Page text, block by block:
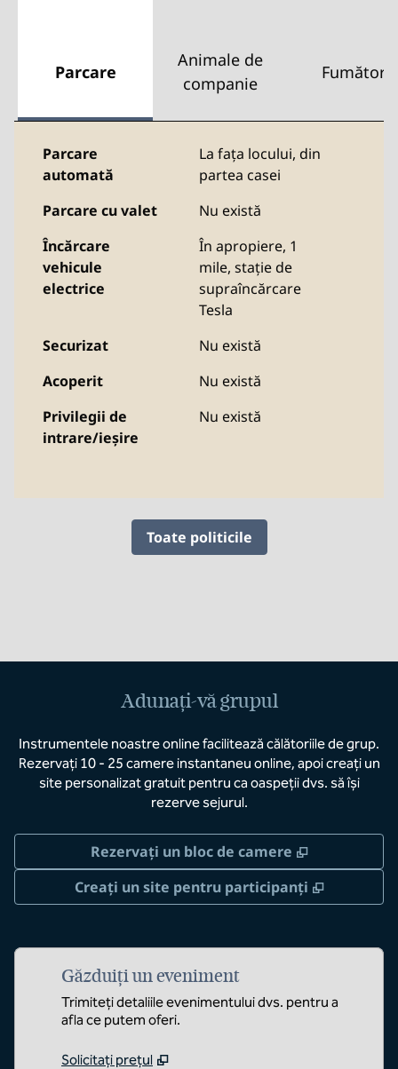
Parcare
Animale de
companie
Fumători
Parcare
automată
La fața locului, din
partea casei
Parcare cu valet
Nu există
Încărcare
vehicule
electrice
În apropiere, 1
mile, stație de
supraîncărcare
Tesla
Securizat
Nu există
Acoperit
Nu există
Privilegii de
intrare/ieșire
Nu există
Toate politicile
Adunați-vă grupul
Instrumentele noastre online facilitează călătoriile de grup.
Rezervați 10 - 25 camere instantaneu online, apoi creați un
site personalizat gratuit pentru ca oaspeții dvs. să își
rezerve sejurul.
Rezervați un bloc de camere ,
Creați un site pentru participanți
,
Găzduiți un eveniment
Trimiteți detaliile evenimentului dvs. pentru a
afla ce putem oferi.
Solicitați prețul